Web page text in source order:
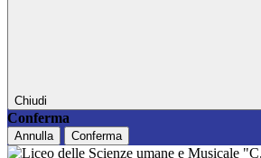
Chiudi
Conferma
Annulla Conferma